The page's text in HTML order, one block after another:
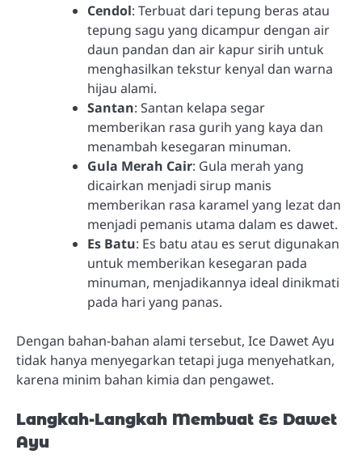
Cendol: Terbuat dari tepung beras atau
tepung sagu yang dicampur dengan air
daun pandan dan air kapur sirih untuk
menghasilkan tekstur kenyal dan warna
hijau alami.
Santan: Santan kelapa segar
memberikan rasa gurih yang kaya dan
menambah kesegaran minuman.
Gula Merah Cair: Gula merah yang
dicairkan menjadi sirup manis
memberikan rasa karamel yang lezat dan
menjadi pemanis utama dalam es dawet.
Es Batu: Es batu atau es serut digunakan
untuk memberikan kesegaran pada
minuman, menjadikannya ideal dinikmati
pada hari yang panas.
Dengan bahan-bahan alami tersebut, Ice Dawet Ayu
tidak hanya menyegarkan tetapi juga menyehatkan,
karena minim bahan kimia dan pengawet.
Langkah-Langkah Membuat Es Dawet
Ayu